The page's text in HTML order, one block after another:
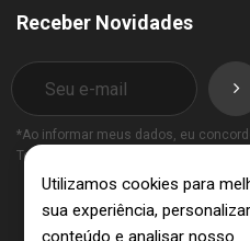
Receber Novidades
*Ao informar meus dados, eu
Termos de Uso
Utilizamos cookies para
sua experiência, personalizar
conteúdo e analisar nosso